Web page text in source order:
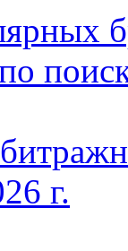
г.